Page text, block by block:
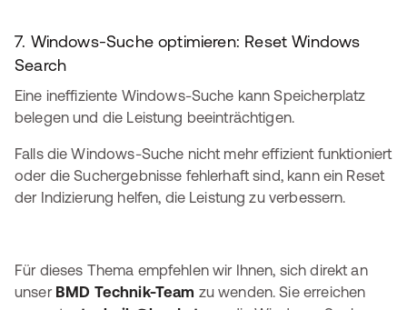
7. Windows-Suche optimieren: Reset Windows
Search
Eine ineffiziente Windows-Suche kann Speicherplatz
belegen und die Leistung beeinträchtigen.
Falls die Windows-Suche nicht mehr effizient funktioniert
oder die Suchergebnisse fehlerhaft sind, kann ein Reset
der Indizierung helfen, die Leistung zu verbessern.
Für dieses Thema empfehlen wir Ihnen, sich direkt an
unser BMD Technik-Team zu wenden. Sie erreichen